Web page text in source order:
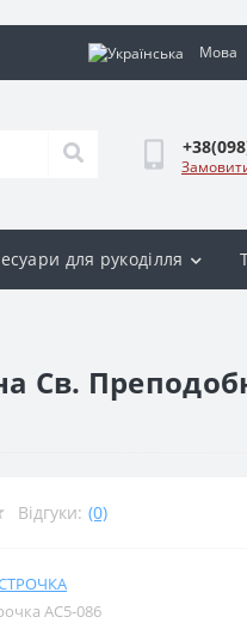
Мова
для рукоділля
Св.
Відгуки: (0)
АС5-086